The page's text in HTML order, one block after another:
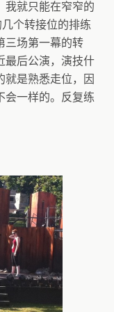
我就只能在窄窄的
个转接位的排练
三场第一幕的转
最后公演，演技什
就是熟悉走位，因
会一样的。反复练